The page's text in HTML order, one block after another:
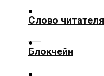
Экономика
Слово читателя
Блокчейн